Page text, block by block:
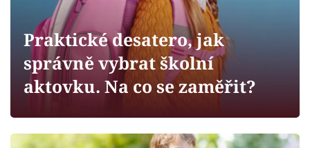
Sledujte prima+
Filmový festival Karlovy Vary
Mámy sobě
Praktické desatero, jak
správně vybrat školní
aktovku. Na co se zaměřit?